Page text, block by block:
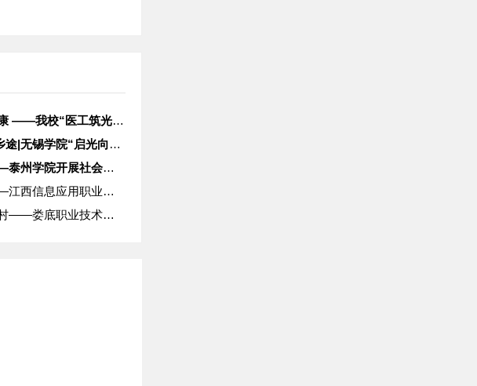
医工筑光助银龄 实践服务护安康 ——我校“医工筑光”实践团开
追光赴乡探明照，以灯为契暖乡途|无锡学院“启光向乡”社会实践
践行青春使命 躬身实践成长——泰州学院开展社会实践服务活动
践行青春使命 助力基层治理——江西信息应用职业技术学院202
以技助农促发展 青春赋能新乡村——娄底职业技术学院2026年